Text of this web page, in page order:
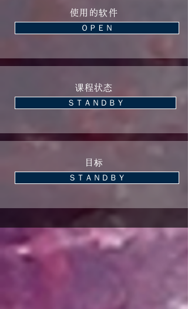
使用的软件
ＯＰＥＮ
课程状态
ＳＴＡＮＤＢＹ
目标
ＳＴＡＮＤＢＹ